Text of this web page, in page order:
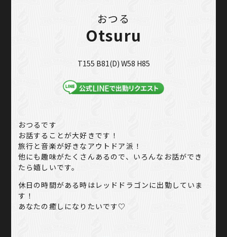
おつる
Otsuru
T155 B81(D) W58 H85
おつるです
お話することが大好きです！
旅行と音楽が好きなアウトドア派！
他にも趣味がたくさんあるので、いろんなお話ができ
たら嬉しいです。
休日の時間がある時はレッドドラゴンに出勤していま
す！
あなたの癒しになりたいです♡